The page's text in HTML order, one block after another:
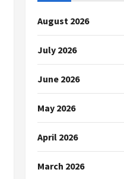
August 2026
July 2026
June 2026
May 2026
April 2026
March 2026